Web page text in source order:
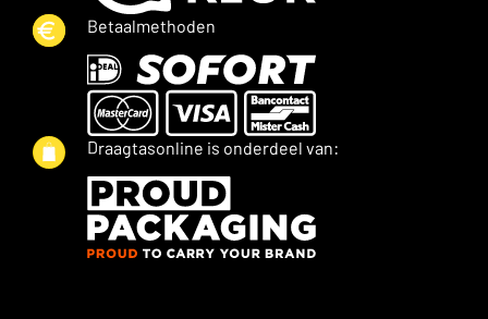
Betaalmethoden
Draagtasonline is onderdeel van: